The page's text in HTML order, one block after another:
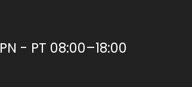
PN - PT 08:00–18:00